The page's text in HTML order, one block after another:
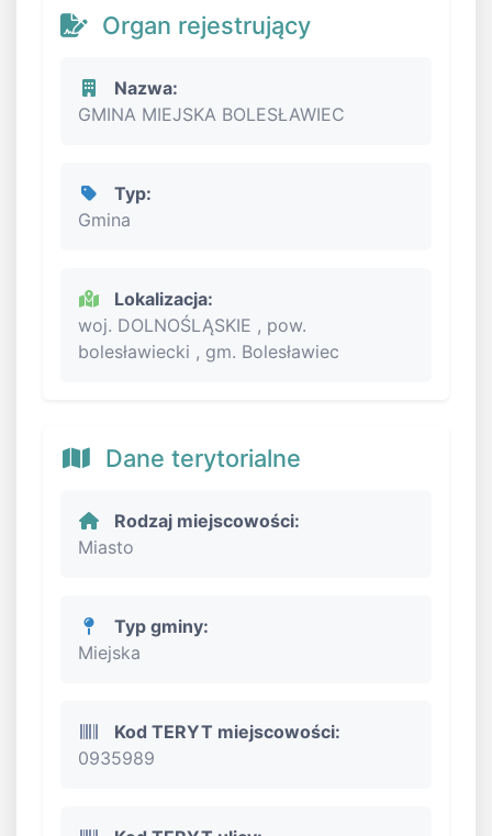
Organ rejestrujący
Nazwa:
GMINA MIEJSKA BOLESŁAWIEC
Typ:
Gmina
Lokalizacja:
woj. DOLNOŚLĄSKIE , pow.
bolesławiecki , gm. Bolesławiec
Dane terytorialne
Rodzaj miejscowości:
Miasto
Typ gminy:
Miejska
Kod TERYT miejscowości:
0935989